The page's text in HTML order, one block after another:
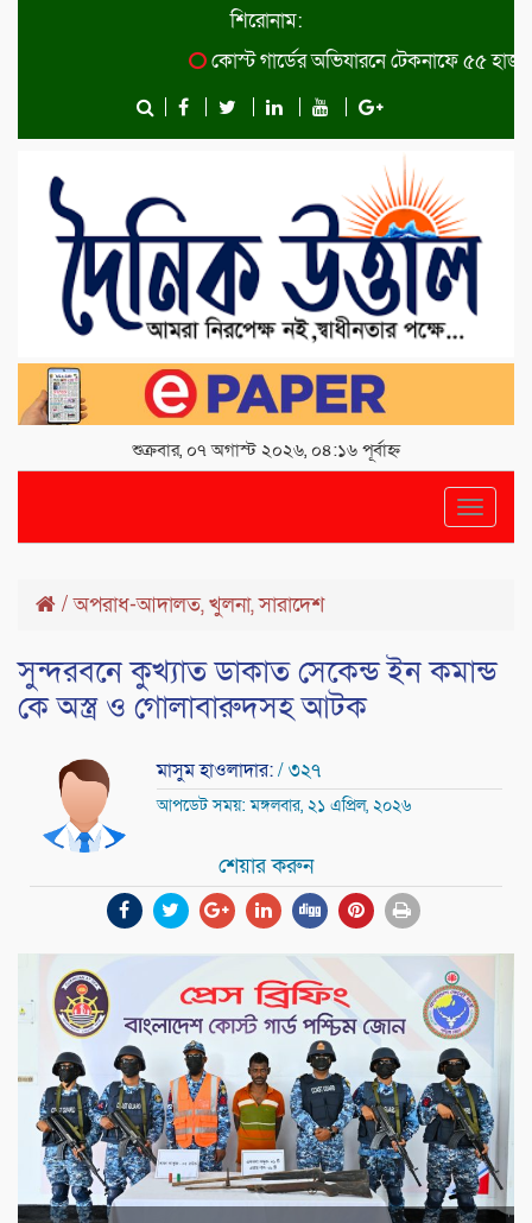
শিরোনাম:
কোস্ট গার্ডের অভিযারনে টেকনাফে ৫৫ হাজার
শুক্রবার, ০৭ অগাস্ট ২০২৬, ০৪:১৬ পূর্বাহ্ন
Toggle
/অপরাধ-আদালত,খুলনা,সারাদেশ
সুন্দরবনে কুখ্যাত ডাকাত সেকেন্ড ইন কমান্ড
কে অস্ত্র ও গোলাবারুদসহ আটক
মাসুম হাওলাদার:/ ৩২৭
আপডেট সময়: মঙ্গলবার, ২১ এপ্রিল, ২০২৬
শেয়ার করুন